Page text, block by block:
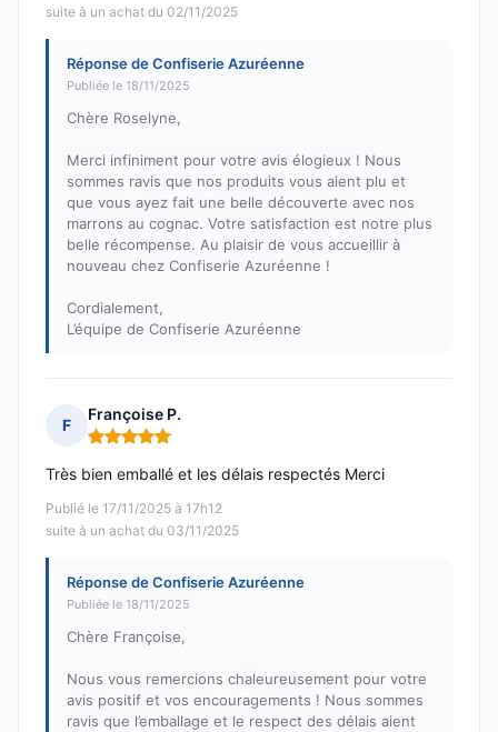
suite à un achat du 02/11/2025
Réponse de Confiserie Azuréenne
Publiée le 18/11/2025
Chère Roselyne,
Merci infiniment pour votre avis élogieux ! Nous
sommes ravis que nos produits vous aient plu et
que vous ayez fait une belle découverte avec nos
marrons au cognac. Votre satisfaction est notre plus
belle récompense. Au plaisir de vous accueillir à
nouveau chez Confiserie Azuréenne !
Cordialement,
L’équipe de Confiserie Azuréenne
F
Françoise P.
Note : 5 sur 5
Publié le 17/11/2025 à 17h12
suite à un achat du 03/11/2025
Très bien emballé et les délais respectés Merci
Réponse de Confiserie Azuréenne
Publiée le 18/11/2025
Chère Françoise,
Nous vous remercions chaleureusement pour votre
avis positif et vos encouragements ! Nous sommes
ravis que l’emballage et le respect des délais aient